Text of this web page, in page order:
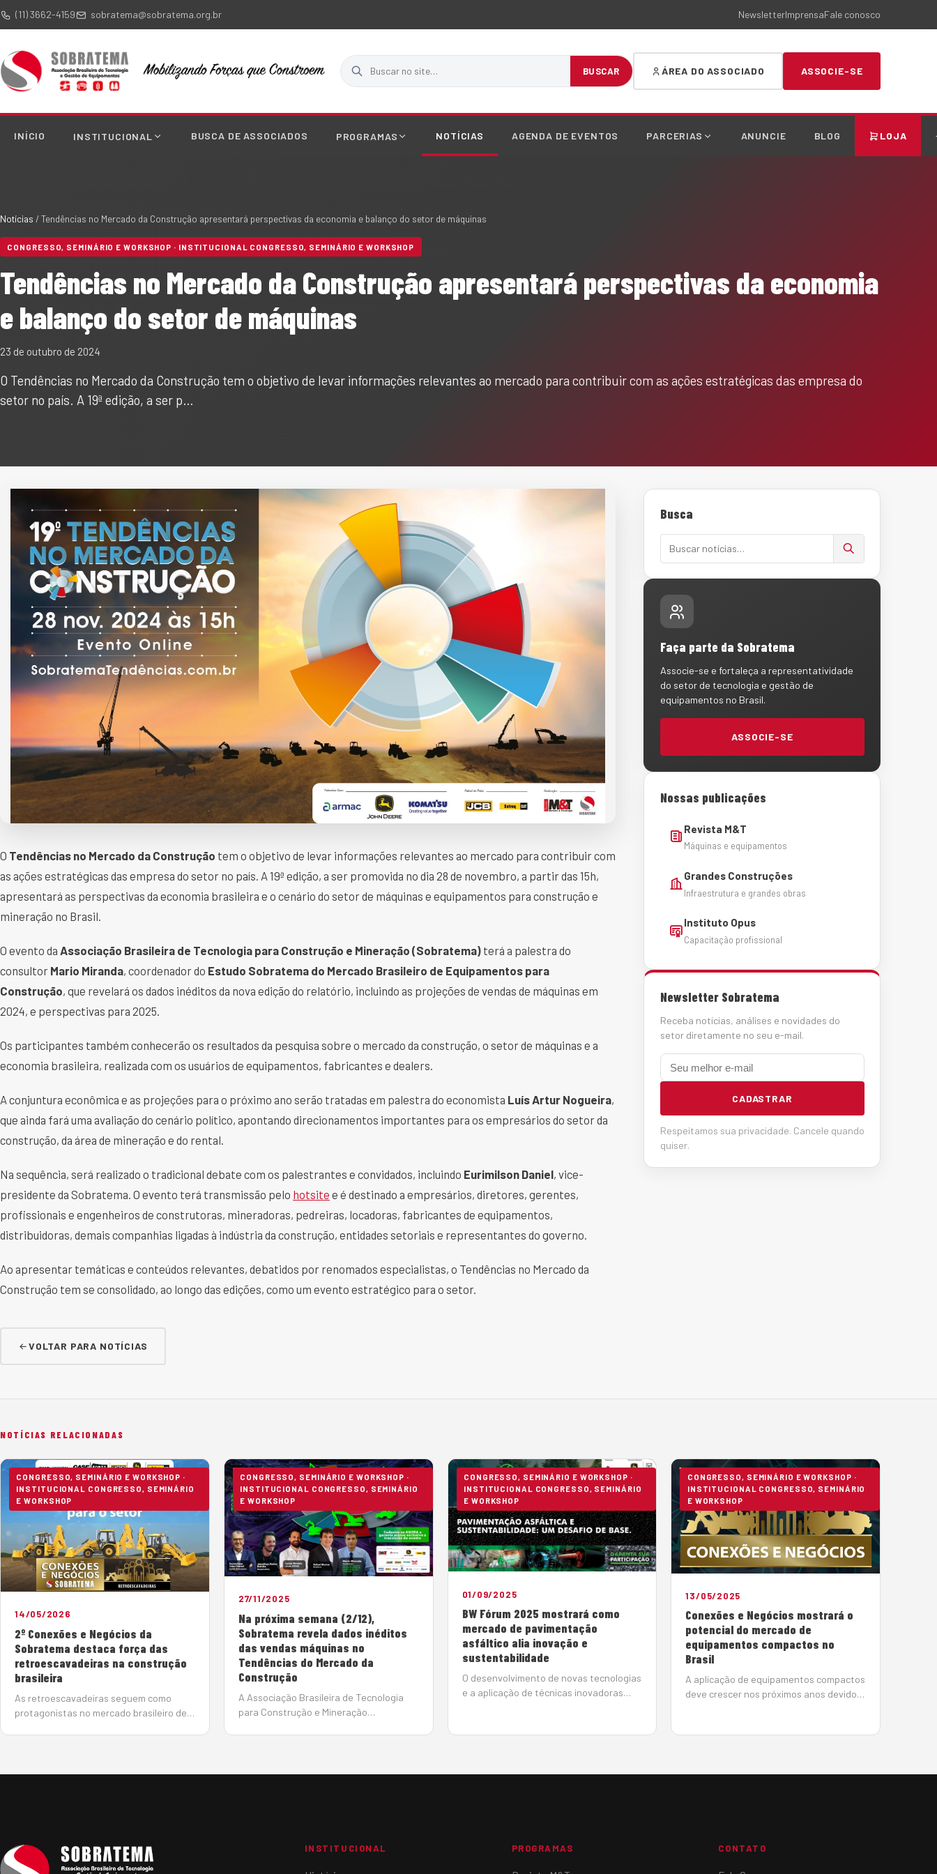
(11) 3662-4159 sobratema@sobratema.org.br NewsletterImprensaFale conosco
Buscar no site
BUSCAR ÁREA DO ASSOCIADO ASSOCIE-SE
INÍCIO INSTITUCIONAL BUSCA DE ASSOCIADOS PROGRAMAS NOTÍCIAS AGENDA DE EVENTOS PARCERIAS ANUNCIE BLOG LOJA
Notícias /Tendências no Mercado da Construção apresentará perspectivas da economia e balanço do setor de máquinas
CONGRESSO, SEMINÁRIO E WORKSHOP · INSTITUCIONAL CONGRESSO, SEMINÁRIO E WORKSHOP
Tendências no Mercado da Construção apresentará perspectivas da economia
e balanço do setor de máquinas
23 de outubro de 2024
O Tendências no Mercado da Construção tem o objetivo de levar informações relevantes ao mercado para contribuir com as ações estratégicas das empresa do
setor no país. A 19ª edição, a ser p…
O Tendências no Mercado da Construção tem o objetivo de levar informações relevantes ao mercado para contribuir com
as ações estratégicas das empresa do setor no país. A 19ª edição, a ser promovida no dia 28 de novembro, a partir das 15h,
apresentará as perspectivas da economia brasileira e o cenário do setor de máquinas e equipamentos para construção e
mineração no Brasil.
O evento da Associação Brasileira de Tecnologia para Construção e Mineração (Sobratema) terá a palestra do
consultor Mario Miranda, coordenador do Estudo Sobratema do Mercado Brasileiro de Equipamentos para
Construção, que revelará os dados inéditos da nova edição do relatório, incluindo as projeções de vendas de máquinas em
2024, e perspectivas para 2025.
Os participantes também conhecerão os resultados da pesquisa sobre o mercado da construção, o setor de máquinas e a
economia brasileira, realizada com os usuários de equipamentos, fabricantes e dealers.
A conjuntura econômica e as projeções para o próximo ano serão tratadas em palestra do economista Luís Artur Nogueira,
que ainda fará uma avaliação do cenário político, apontando direcionamentos importantes para os empresários do setor da
construção, da área de mineração e do rental.
Na sequência, será realizado o tradicional debate com os palestrantes e convidados, incluindo Eurimilson Daniel, vice-
presidente da Sobratema. O evento terá transmissão pelo hotsite e é destinado a empresários, diretores, gerentes,
profissionais e engenheiros de construtoras, mineradoras, pedreiras, locadoras, fabricantes de equipamentos,
distribuidoras, demais companhias ligadas à indústria da construção, entidades setoriais e representantes do governo.
Ao apresentar temáticas e conteúdos relevantes, debatidos por renomados especialistas, o Tendências no Mercado da
Construção tem se consolidado, ao longo das edições, como um evento estratégico para o setor.
VOLTAR PARA NOTÍCIAS
Busca
Buscar notícias
Faça parte da Sobratema
Associe-se e fortaleça a representatividade
do setor de tecnologia e gestão de
equipamentos no Brasil.
ASSOCIE-SE
Nossas publicações
Revista M&T
Máquinas e equipamentos
Grandes Construções
Infraestrutura e grandes obras
Instituto Opus
Capacitação profissional
Newsletter Sobratema
Receba notícias, análises e novidades do
setor diretamente no seu e-mail.
E-mail
CADASTRAR
Respeitamos sua privacidade. Cancele quando
quiser.
NOTÍCIAS RELACIONADAS
CONGRESSO, SEMINÁRIO E WORKSHOP ·
INSTITUCIONAL CONGRESSO, SEMINÁRIO
E WORKSHOP
14/05/2026
2º Conexões e Negócios da
Sobratema destaca força das
retroescavadeiras na construção
brasileira
As retroescavadeiras seguem como
protagonistas no mercado brasileiro de
CONGRESSO, SEMINÁRIO E WORKSHOP ·
INSTITUCIONAL CONGRESSO, SEMINÁRIO
E WORKSHOP
27/11/2025
Na próxima semana (2/12),
Sobratema revela dados inéditos
das vendas máquinas no
Tendências do Mercado da
Construção
A Associação Brasileira de Tecnologia
para Construção e Mineração
CONGRESSO, SEMINÁRIO E WORKSHOP ·
INSTITUCIONAL CONGRESSO, SEMINÁRIO
E WORKSHOP
01/09/2025
BW Fórum 2025 mostrará como
mercado de pavimentação
asfáltico alia inovação e
sustentabilidade
O desenvolvimento de novas tecnologias
e a aplicação de técnicas inovadoras
impactos ambientais e ampliar o
CONGRESSO, SEMINÁRIO E WORKSHOP ·
INSTITUCIONAL CONGRESSO, SEMINÁRIO
E WORKSHOP
13/05/2025
Conexões e Negócios mostrará o
potencial do mercado de
equipamentos compactos no
Brasil
A aplicação de equipamentos compactos
deve crescer nos próximos anos devido
habitação de interesse social e
INSTITUCIONAL PROGRAMAS CONTATO